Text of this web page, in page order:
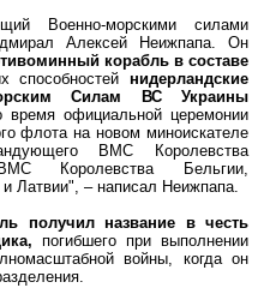
Военно-морскими силами
Алексей Неижпапа. Он
корабль в составе
способностейнидерландские
Силам ВС Украины
время официальной церемонии
флота на новом миноискателе
ВМС Королевства
Королевства Бельгии,
– написал Неижпапа.
получил название в честь
погибшего при выполнении
войны, когда он